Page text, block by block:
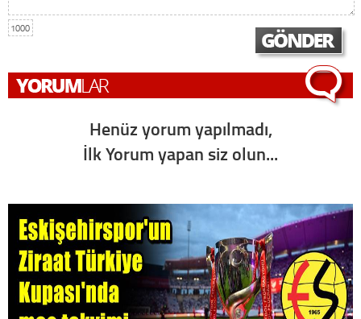
1000
Henüz yorum yapılmadı,
İlk Yorum yapan siz olun...